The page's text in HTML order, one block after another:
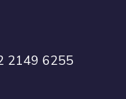
2149 6255